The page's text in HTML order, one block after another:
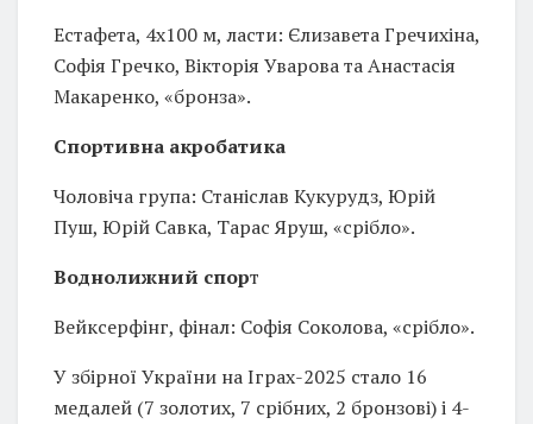
Естафета, 4х100 м, ласти: Єлизавета Гречихіна,
Софія Гречко, Вікторія Уварова та Анастасія
Макаренко, «бронза».
Спортивна акробатика
Чоловіча група: Станіслав Кукурудз, Юрій
Пуш, Юрій Савка, Тарас Яруш, «срібло».
Воднолижний спорт
Вейксерфінг, фінал: Софія Соколова, «срібло».
У збірної України на Іграх-2025 стало 16
медалей (7 золотих, 7 срібних, 2 бронзові) і 4-